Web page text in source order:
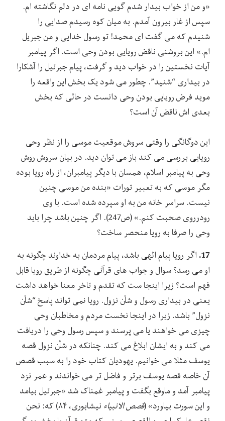
«و من از خواب بیدار شدم گویی نامه ای در دلم نگاشته ام.
سپس از غار بیرون آمدم. به میان کوه رسیدم صدایی را
شنیدم که می گفت ای محمد! تو رسول خدایی و من جبریل
ام.» این بروشنی ناقض رویایی بودن وحی است. اگر پیامبر
آیات نخستین را در خواب دید و گرفت، پیام جبرئیل را آشکارا
در بیداری “شنید”. چطور می شود یک بخش این واقعه را
موید فرض رویایی بودن وحی دانست در حالی که بخش
بعدی اش ناقض آن است؟
این دوگانگی را وقتی سروش موقعیت موسی را از نظر وحی
رویایی بررسی می کند باز می توان دید. در بیان سروش روش
وحی به پیامبر اسلام، همسان با دیگر پیامبران، از راه رویا بوده
مگر موسی که به تعبیر تورات «بنده من موسی چنین
نیست. سراسر خانه من به او سپرده شده است. با وی
رودرروی صحبت کنم.» (ص247). اگر چنین باشد چرا باید
وحی را صرفا به رویا منحصر ساخت؟
17. اگر رویا پیام الهی باشد، پیام مردمان به خداوند چگونه به
او می رسد؟ سوال و جواب های قرآنی چگونه از طریق رویا قابل
فهم است؟ زیرا اینجا ست که تقدم و تاخر معنا خواهد داشت
یعنی در بیداری رسول و شأن نزول. رویا نمی تواند پاسخ “شأن
نزول” باشد. زیرا در اینجا نخست مردم و مخاطبان وحی
چیزی می خواهند یا می پرسند و سپس رسول وحی را دریافت
می کند و به ایشان ابلاغ می کند. چنانکه در شأن نزول قصه
یوسف مثلا می خوانیم. یهودیان کتاب خود را به سبب قصص
آن خاصه قصه یوسف برتر و فاضل تر می خواندند و عمر نزد
پیامبر آمد و ماوقع بگفت و پیامبر غمناک شد «جبرئیل بیامد
و این سورت بیاورد» (قصص الانبیاء
نیشابوری، ۸۴) که: نحن